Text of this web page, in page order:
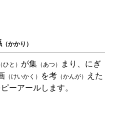
（かかり）
（ひと） が集 （あつ）
まり、にぎ
（けいかく） を考 （かんが）
えた
ーアールします。